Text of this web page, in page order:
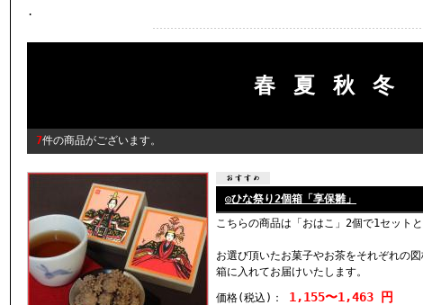
.
春夏秋冬
7件の商品がございます。
◎ひな祭り2個箱「享保雛」
こちらの商品は「おはこ」2個で1セットと
お選び頂いたお菓子やお茶をそれぞれの
箱に入れてお届けいたします。
価格(税込) ： 1,155〜1,463 円